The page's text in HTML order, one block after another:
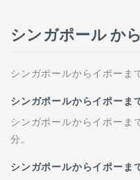
シンガポール か
シンガポールからイポーま
シンガポールからイポーま
シンガポールからイポーま
分。
シンガポールからイポーま